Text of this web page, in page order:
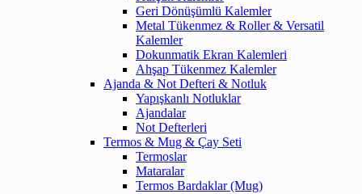
Geri Dönüşümlü Kalemler
Metal Tükenmez & Roller & Versatil
Kalemler
Dokunmatik Ekran Kalemleri
Ahşap Tükenmez Kalemler
Ajanda & Not Defteri & Notluk
Yapışkanlı Notluklar
Ajandalar
Not Defterleri
Termos & Mug & Çay Seti
Termoslar
Mataralar
Termos Bardaklar (Mug)